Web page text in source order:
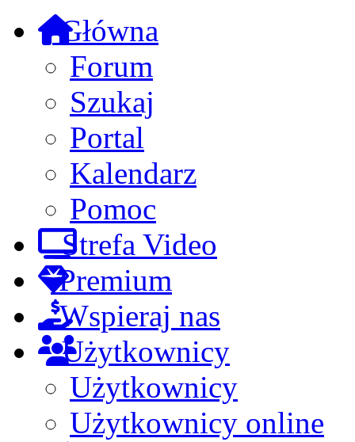
Główna
Forum
Szukaj
Portal
Kalendarz
Pomoc
Strefa Video
Premium
Wspieraj nas
Użytkownicy
Użytkownicy
Użytkownicy online